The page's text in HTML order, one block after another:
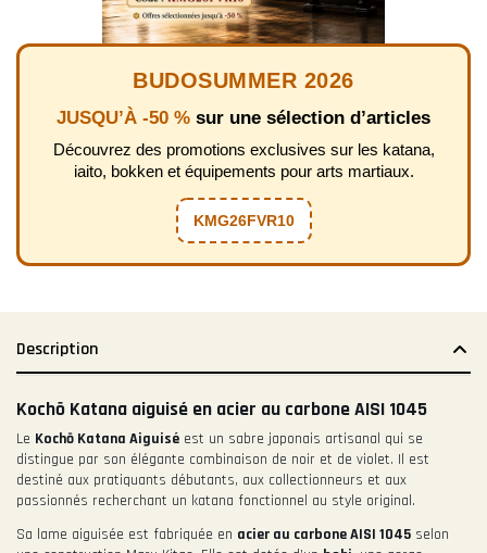
BUDOSUMMER 2026
JUSQU’À -50 % sur une sélection d’articles
Découvrez des promotions exclusives sur les katana,
iaito, bokken et équipements pour arts martiaux.
KMG26FVR10
Description
Kochō Katana aiguisé en acier au carbone AISI 1045
Le Kochō Katana Aiguisé est un sabre japonais artisanal qui se
distingue par son élégante combinaison de noir et de violet. Il est
destiné aux pratiquants débutants, aux collectionneurs et aux
passionnés recherchant un katana fonctionnel au style original.
Sa lame aiguisée est fabriquée en acier au carbone AISI 1045 selon